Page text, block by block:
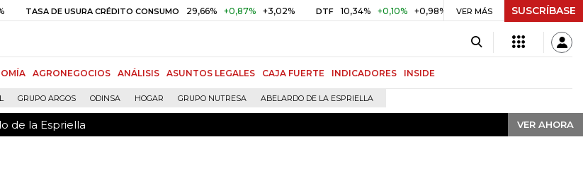
DE USURA CRÉDITO CONSUMO 29,66% +0,87% +3,02% DTF 10,34% +0,10% +0,98% UVR $ 416,91 +$ 0,05 +0,01%
VER MÁS SUSCRÍBASE
AGRONEGOCIOS ANÁLISIS ASUNTOS LEGALES CAJA FUERTE INDICADORES INSIDE
GRUPO ARGOS ODINSA HOGAR GRUPO NUTRESA ABELARDO DE LA ESPRIELLA
de la Espriella VER AHORA
de la Espriella VER AHORA